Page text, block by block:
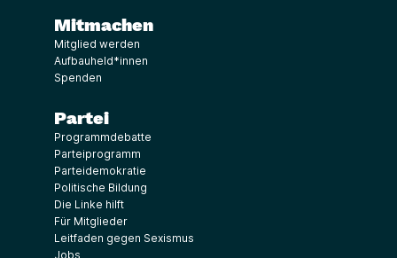
Mitmachen
Mitglied werden
Aufbauheld*innen
Spenden
Partei
Programmdebatte
Parteiprogramm
Parteidemokratie
Politische Bildung
Die Linke hilft
Für Mitglieder
Leitfaden gegen Sexismus
Jobs